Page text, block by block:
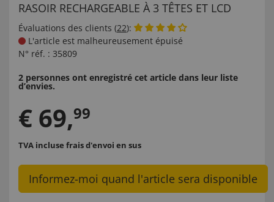
RASOIR RECHARGEABLE À 3 TÊTES ET LCD
Évaluations des clients (22):
L'article est malheureusement épuisé
N° réf. : 35809
2 personnes ont enregistré cet article dans leur liste
d’envies.
€ 69,99
TVA incluse frais d'envoi en sus
Informez-moi quand l'article sera disponible